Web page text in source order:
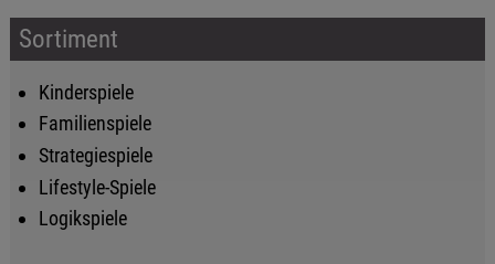
Sortiment
Kinderspiele
Familienspiele
Strategiespiele
Lifestyle-Spiele
Logikspiele